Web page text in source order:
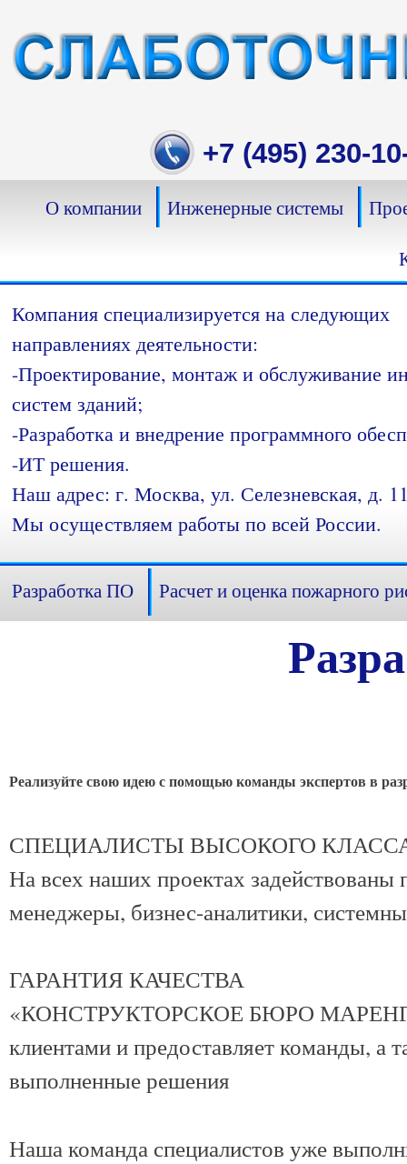
content
+7 (495) 230-
О компании Инженерные системы
Компания специализируется на следующих
направлениях деятельности:
-Проектирование, монтаж и обслуживание
систем зданий;
-Разработка и внедрение программного
-ИТ решения.
Наш адрес: г. Москва, ул. Селезневская, д.
Мы осуществляем работы по всей России.
Разработка ПО Расчет и оценка пожарного
Реализуйте свою идею с помощью команды экспертов в
СПЕЦИАЛИСТЫ ВЫСОКОГО
На всех наших проектах
менеджеры, бизнес-аналитики,
ГАРАНТИЯ КАЧЕСТВА
«КОНСТРУКТОРСКОЕ БЮРО МАРЕНГО»
клиентами и предоставляет команды, а
выполненные решения
Наша команда специалистов уже